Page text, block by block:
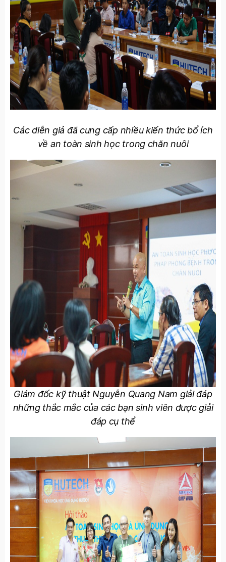
Các diễn giả đã cung cấp nhiều kiến thức bổ ích
về an toàn sinh học trong chăn nuôi
Giám đốc kỹ thuật Nguyễn Quang Nam giải đáp
những thắc mắc của các bạn sinh viên được giải
đáp cụ thể